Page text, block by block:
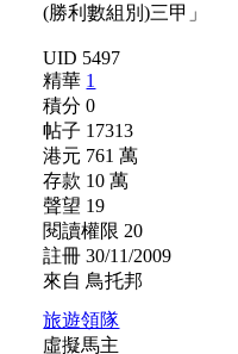
UID 5497
精華 1
積分 0
帖子 17313
港元 761 萬
存款 10 萬
聲望 19
閱讀權限 20
註冊 30/11/2009
來自 鳥托邦
旅遊領隊
虛擬馬主